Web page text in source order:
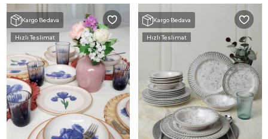
Kargo Bedava
Hızlı Teslimat
Kargo Bedava
Hızlı Teslimat